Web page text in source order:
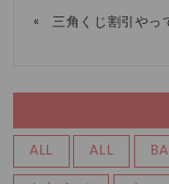
« 三角くじ割引やっ
ALL ALL